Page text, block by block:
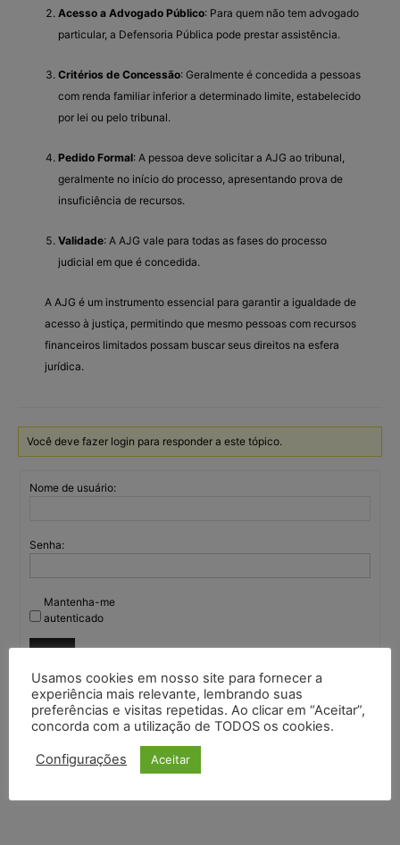
Acesso a Advogado Público: Para quem não tem advogado
particular, a Defensoria Pública pode prestar assistência.
Critérios de Concessão: Geralmente é concedida a pessoas
com renda familiar inferior a determinado limite, estabelecido
por lei ou pelo tribunal.
Pedido Formal: A pessoa deve solicitar a AJG ao tribunal,
geralmente no início do processo, apresentando prova de
insuficiência de recursos.
Validade: A AJG vale para todas as fases do processo
judicial em que é concedida.
A AJG é um instrumento essencial para garantir a igualdade de
acesso à justiça, permitindo que mesmo pessoas com recursos
financeiros limitados possam buscar seus direitos na esfera
jurídica.
Você deve fazer login para responder a este tópico.
Nome de usuário:
Senha:
Mantenha-me
autenticado
Entrar
Continuar comGoogle
Continuar comX
Usamos cookies em nosso site para fornecer a
experiência mais relevante, lembrando suas
preferências e visitas repetidas. Ao clicar em “Aceitar”,
concorda com a utilização de TODOS os cookies.
Configurações Aceitar